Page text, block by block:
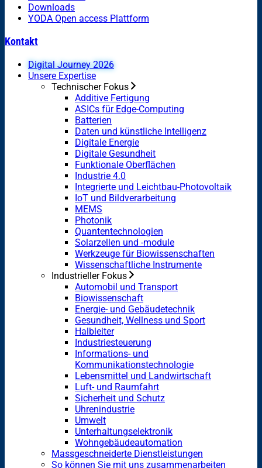
Downloads
YODA Open access Plattform
Kontakt
Digital Journey 2026
Unsere Expertise
Technischer Fokus
Additive Fertigung
ASICs für Edge-Computing
Batterien
Daten und künstliche Intelligenz
Digitale Energie
Digitale Gesundheit
Funktionale Oberflächen
Industrie 4.0
Integrierte und Leichtbau-Photovoltaik
IoT und Bildverarbeitung
MEMS
Photonik
Quantentechnologien
Solarzellen und -module
Werkzeuge für Biowissenschaften
Wissenschaftliche Instrumente
Industrieller Fokus
Automobil und Transport
Biowissenschaft
Energie- und Gebäudetechnik
Gesundheit, Wellness und Sport
Halbleiter
Industriesteuerung
Informations- und
Kommunikationstechnologie
Lebensmittel und Landwirtschaft
Luft- und Raumfahrt
Sicherheit und Schutz
Uhrenindustrie
Umwelt
Unterhaltungselektronik
Wohngebäudeautomation
Massgeschneiderte Dienstleistungen
So können Sie mit uns zusammenarbeiten